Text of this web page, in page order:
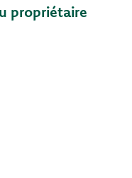
propriétaire